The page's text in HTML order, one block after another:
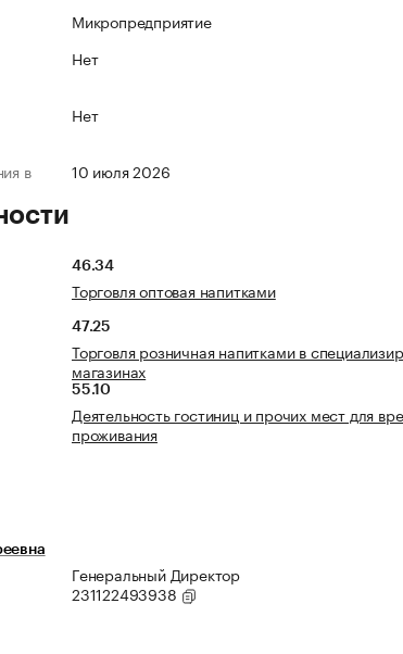
Микропредприятие
Нет
Нет
в
10 июля 2026
46.34
Торговля оптовая напитками
47.25
Торговля розничная напитками в
магазинах
55.10
Деятельность гостиниц и прочих мест для
проживания
Генеральный Директор
231122493938